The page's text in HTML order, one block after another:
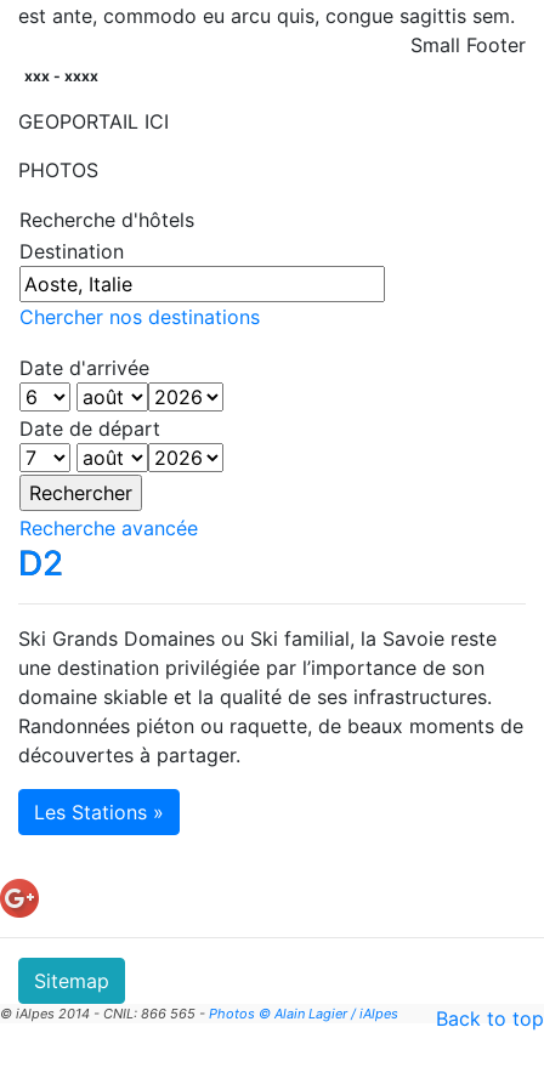
est ante, commodo eu arcu quis, congue sagittis sem.
Small Footer
xxx - xxxx
GEOPORTAIL ICI
PHOTOS
Recherche d'hôtels
Destination
Chercher nos destinations
Date d'arrivée
Date de départ
Recherche avancée
D2
Ski Grands Domaines ou Ski familial, la Savoie reste
une destination privilégiée par l’importance de son
domaine skiable et la qualité de ses infrastructures.
Randonnées piéton ou raquette, de beaux moments de
découvertes à partager.
Les Stations »
Sitemap
Back to top
© iAlpes 2014 - CNIL: 866 565 - Photos © Alain Lagier / iAlpes